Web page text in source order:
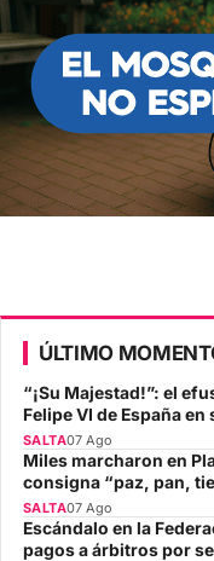
ÚLTIMO
“¡Su Majestad!”: el
Felipe VI de España
SALTA07 Ago
Miles marcharon en
consigna “paz, pan,
SALTA07 Ago
Escándalo en la
pagos a árbitros por